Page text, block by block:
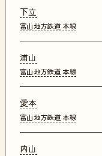
下立
富山地方鉄道 本線
浦山
富山地方鉄道 本線
愛本
富山地方鉄道 本線
内山